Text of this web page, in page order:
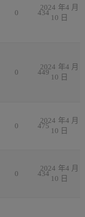
0 434
2024 年4 月
10 日
0 449
2024 年4 月
10 日
0 475
2024 年4 月
10 日
0 434
2024 年4 月
10 日